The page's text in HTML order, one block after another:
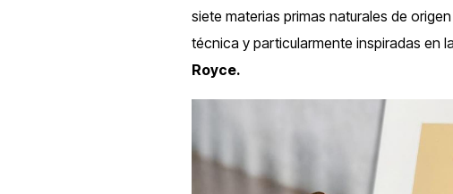
siete materias primas naturales de
técnica y particularmente inspiradas en
Royce.